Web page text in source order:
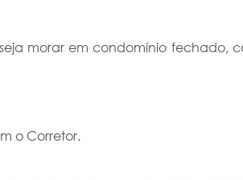
morar em condomínio fechado,
o Corretor.